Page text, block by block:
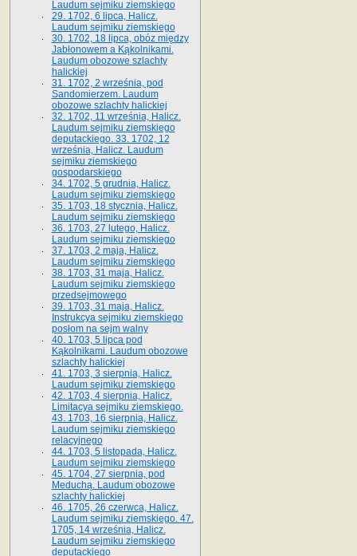
Laudum sejmiku ziemskiego
29. 1702, 6 lipca, Halicz.
Laudum sejmiku ziemskiego
30. 1702, 18 lipca, obóz między
Jabłonowem a Kąkolnikami.
Laudum obozowe szlachty
halickiej
31. 1702, 2 września, pod
Sandomierzem. Laudum
obozowe szlachty halickiej
32. 1702, 11 września, Halicz.
Laudum sejmiku ziemskiego
deputackiego. 33. 1702, 12
września, Halicz. Laudum
sejmiku ziemskiego
gospodarskiego
34. 1702, 5 grudnia, Halicz.
Laudum sejmiku ziemskiego
35. 1703, 18 stycznia, Halicz.
Laudum sejmiku ziemskiego
36. 1703, 27 lutego, Halicz.
Laudum sejmiku ziemskiego
37. 1703, 2 maja, Halicz.
Laudum sejmiku ziemskiego
38. 1703, 31 maja, Halicz.
Laudum sejmiku ziemskiego
przedsejmowego
39. 1703, 31 maja, Halicz.
Instrukcya sejmiku ziemskiego
posłom na sejm walny
40. 1703, 5 lipca pod
Kąkolnikami. Laudum obozowe
szlachty halickiej
41­. 1703, 3 sierpnia, Halicz.
Laudum sejmiku ziemskiego
42. 1703, 4 sierpnia, Halicz.
Limitacya sejmiku ziemskiego.
43. 1703, 16 sierpnia, Halicz.
Laudum sejmiku ziemskiego
relacyjnego
44. 1703, 5 listopada, Halicz.
Laudum sejmiku ziemskiego
45. 1704, 27 sierpnia, pod
Meduchą. Laudum obozowe
szlachty halickiej
46. 1705, 26 czerwca, Halicz.
Laudum sejmiku ziemskiego. 47.
1705, 14 września, Halicz.
Laudum sejmiku ziemskiego
deputackiego